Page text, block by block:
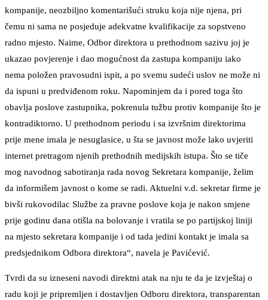
kompanije, neozbiljno komentarišući struku koja nije njena, pri
čemu ni sama ne posjeduje adekvatne kvalifikacije za sopstveno
radno mjesto. Naime, Odbor direktora u prethodnom sazivu joj je
ukazao povjerenje i dao mogućnost da zastupa kompaniju iako
nema položen pravosudni ispit, a po svemu sudeći uslov ne može ni
da ispuni u predviđenom roku. Napominjem da i pored toga što
obavlja poslove zastupnika, pokrenula tužbu protiv kompanije što je
kontradiktorno. U prethodnom periodu i sa izvršnim direktorima
prije mene imala je nesuglasice, u šta se javnost može lako uvjeriti
internet pretragom njenih prethodnih medijskih istupa. Što se tiče
mog navodnog sabotiranja rada novog Sekretara kompanije, želim
da informišem javnost o kome se radi. Aktuelni v.d. sekretar firme je
bivši rukovodilac Službe za pravne poslove koja je nakon smjene
prije godinu dana otišla na bolovanje i vratila se po partijskoj liniji
na mjesto sekretara kompanije i od tada jedini kontakt je imala sa
predsjednikom Odbora direktora“, navela je Pavićević.
Tvrdi da su izneseni navodi direktni atak na nju te da je izvještaj o
radu koji je pripremljen i dostavljen Odboru direktora, transparentan